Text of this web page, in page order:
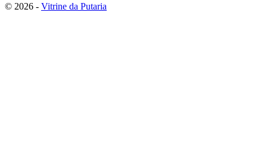
© 2026 - Vitrine da Putaria